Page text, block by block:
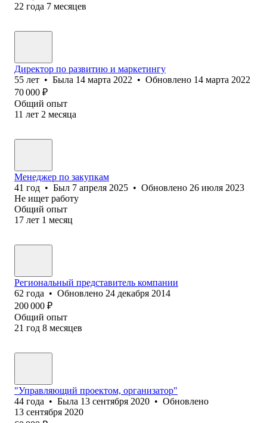
22 года 7 месяцев
Директор по развитию и маркетингу
55 лет • Была 14 марта 2022 • Обновлено 14 марта 2022
70 000 ₽
Общий опыт
11 лет 2 месяца
Менеджер по закупкам
41 год • Был 7 апреля 2025 • Обновлено 26 июля 2023
Не ищет работу
Общий опыт
17 лет 1 месяц
Региональный представитель компании
62 года • Обновлено 24 декабря 2014
200 000 ₽
Общий опыт
21 год 8 месяцев
"Управляющий проектом, организатор"
44 года • Была 13 сентября 2020 • Обновлено
13 сентября 2020